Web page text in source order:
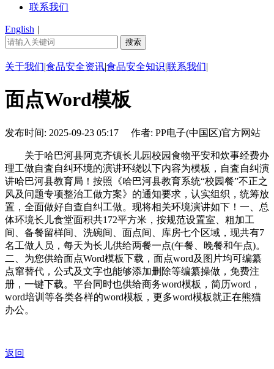
联系我们
English |
关于我们|食品安全资讯|食品安全知识|联系我们|
面点Word模板
发布时间: 2025-09-23 05:17 作者: PP电子(中国区)官方网站
关于哈巴河县阿克齐镇长儿园校园食物平安和炊事经费办
理工做自査自纠环境的演讲环绕以下内容为模板，自査自纠演
讲哈巴河县教育局！按照《哈巴河县教育系统“校园餐”不正之
风及问题专项整治工做方案》的通知要求，认实组织，统筹放
置，全面做好自查自纠工做。现将相关环境演讲如下！一、总
体环境长儿食堂面积共172平方米，按规范设置室、粗加工
间、备餐留样间、洗碗间、面点间、库房七个区域，现共有7
名工做人员，每天为长儿供给两餐一点(午餐、晚餐和午点)。
二、为您供给面点Word模板下载，面点word及图片均可编纂
点窜替代，公式及文字也能够添加删除等编纂操做，免费注
册，一键下载。平台同时也供给商务word模板，简历word，
word培训等各类各样的word模板，更多word模板就正在熊猫
办公。
返回